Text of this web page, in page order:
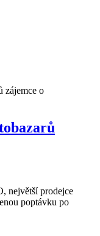
největší prodejce
poptávku po